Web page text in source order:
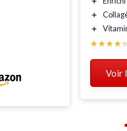
＋
＋
★★★★★
★★★★★
Voir